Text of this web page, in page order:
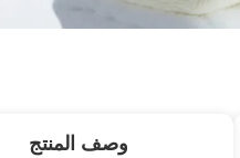
وصف المنتج